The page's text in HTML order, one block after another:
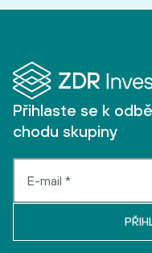
Přihlaste se k
chodu skupiny